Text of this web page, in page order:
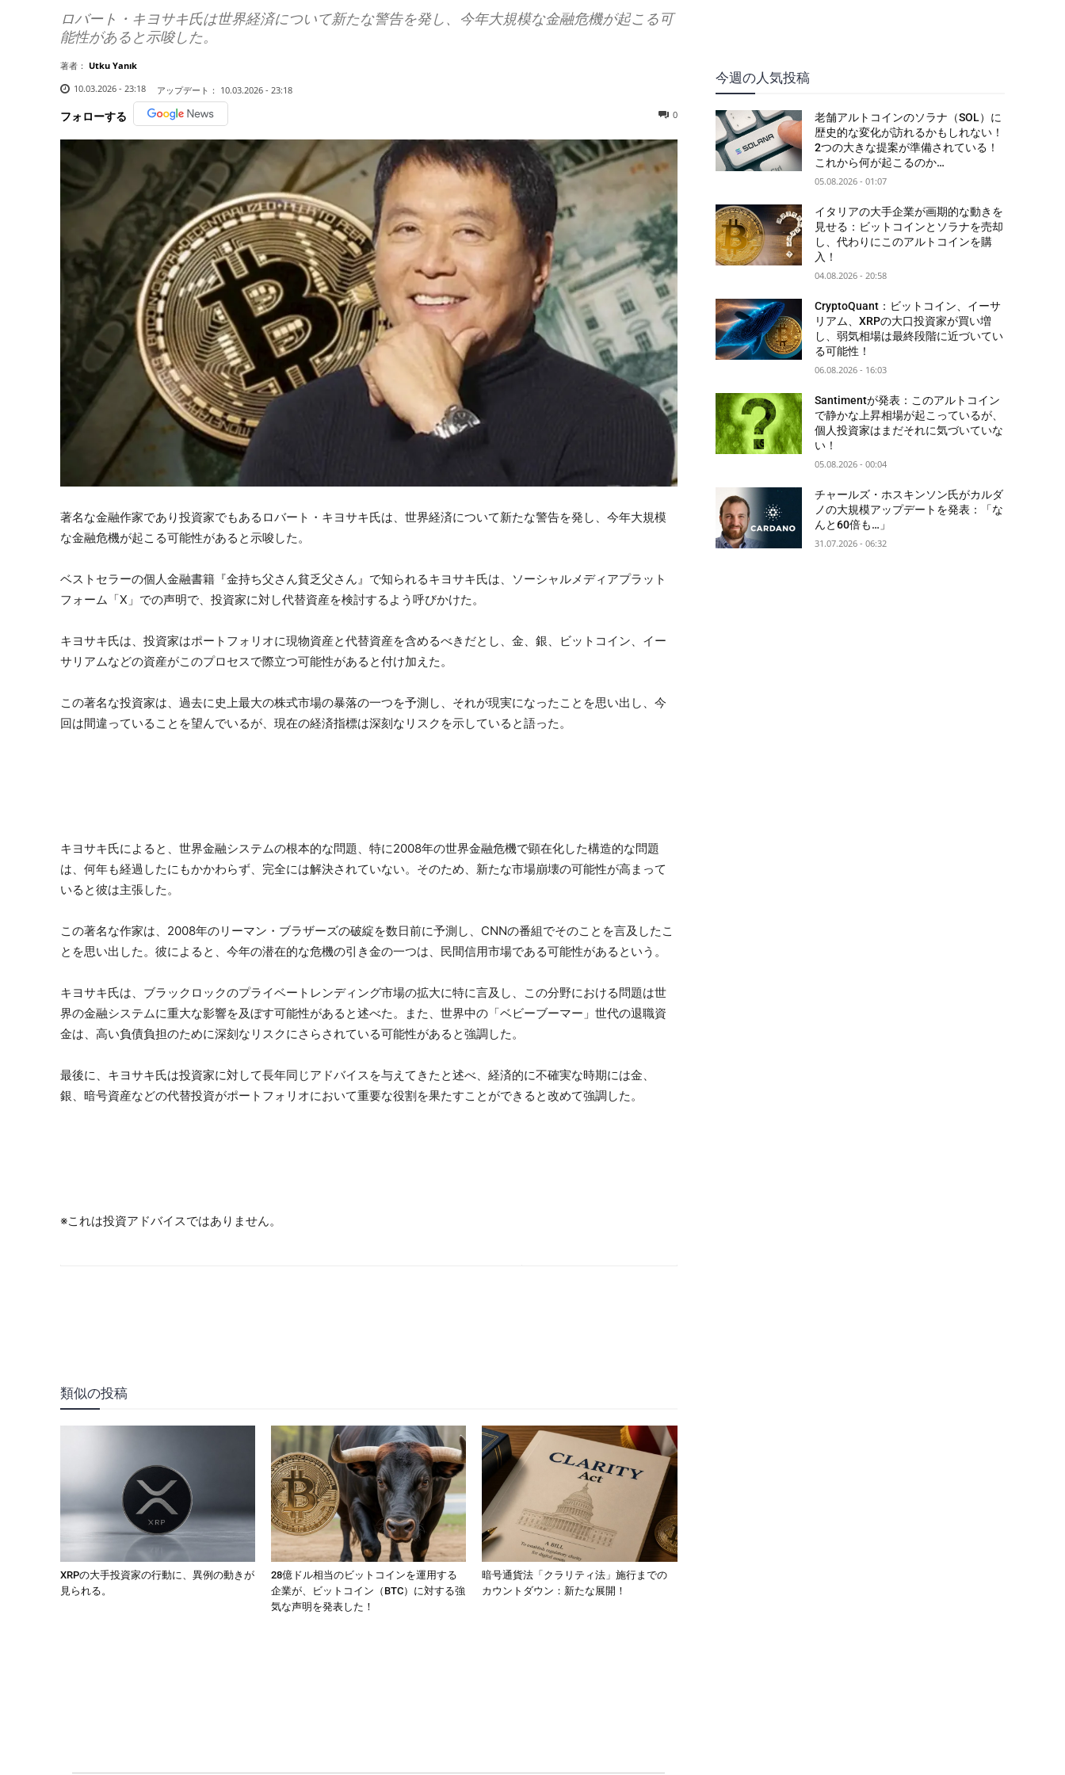
ロバート・キヨサキ氏は世界経済について新たな警告を発し、今年大規模な金融危機が起こる可
能性があると示唆した。
著者： Utku Yanık
10.03.2026 - 23:18
アップデート： 10.03.2026 - 23:18
フォローする 0
著名な金融作家であり投資家でもあるロバート・キヨサキ氏は、世界経済について新たな警告を発し、今年大規模
な金融危機が起こる可能性があると示唆した。
ベストセラーの個人金融書籍『金持ち父さん貧乏父さん』で知られるキヨサキ氏は、ソーシャルメディアプラット
フォーム「X」での声明で、投資家に対し代替資産を検討するよう呼びかけた。
キヨサキ氏は、投資家はポートフォリオに現物資産と代替資産を含めるべきだとし、金、銀、ビットコイン、イー
サリアムなどの資産がこのプロセスで際立つ可能性があると付け加えた。
この著名な投資家は、過去に史上最大の株式市場の暴落の一つを予測し、それが現実になったことを思い出し、今
回は間違っていることを望んでいるが、現在の経済指標は深刻なリスクを示していると語った。
キヨサキ氏によると、世界金融システムの根本的な問題、特に2008年の世界金融危機で顕在化した構造的な問題
は、何年も経過したにもかかわらず、完全には解決されていない。そのため、新たな市場崩壊の可能性が高まって
いると彼は主張した。
この著名な作家は、2008年のリーマン・ブラザーズの破綻を数日前に予測し、CNNの番組でそのことを言及したこ
とを思い出した。彼によると、今年の潜在的な危機の引き金の一つは、民間信用市場である可能性があるという。
キヨサキ氏は、ブラックロックのプライベートレンディング市場の拡大に特に言及し、この分野における問題は世
界の金融システムに重大な影響を及ぼす可能性があると述べた。また、世界中の「ベビーブーマー」世代の退職資
金は、高い負債負担のために深刻なリスクにさらされている可能性があると強調した。
最後に、キヨサキ氏は投資家に対して長年同じアドバイスを与えてきたと述べ、経済的に不確実な時期には金、
銀、暗号資産などの代替投資がポートフォリオにおいて重要な役割を果たすことができると改めて強調した。
※これは投資アドバイスではありません。
類似の投稿
XRPの大手投資家の行動に、異例の動きが
見られる。
28億ドル相当のビットコインを運用する
企業が、ビットコイン（BTC）に対する強
気な声明を発表した！
暗号通貨法「クラリティ法」施行までの
カウントダウン：新たな展開！
今週の人気投稿
老舗アルトコインのソラナ（SOL）に
歴史的な変化が訪れるかもしれない！
2つの大きな提案が準備されている！
これから何が起こるのか…
05.08.2026 - 01:07
イタリアの大手企業が画期的な動きを
見せる：ビットコインとソラナを売却
し、代わりにこのアルトコインを購
入！
04.08.2026 - 20:58
CryptoQuant：ビットコイン、イーサ
リアム、XRPの大口投資家が買い増
し、弱気相場は最終段階に近づいてい
る可能性！
06.08.2026 - 16:03
Santimentが発表：このアルトコイン
で静かな上昇相場が起こっているが、
個人投資家はまだそれに気づいていな
い！
05.08.2026 - 00:04
チャールズ・ホスキンソン氏がカルダ
ノの大規模アップデートを発表：「な
んと60倍も…」
31.07.2026 - 06:32